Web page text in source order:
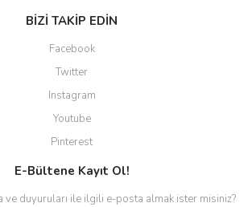
BİZİ TAKİP EDİN
Facebook
Twitter
Instagram
Youtube
Pinterest
E-Bültene Kayıt Ol!
ve duyuruları ile ilgili e-posta almak ister misiniz?